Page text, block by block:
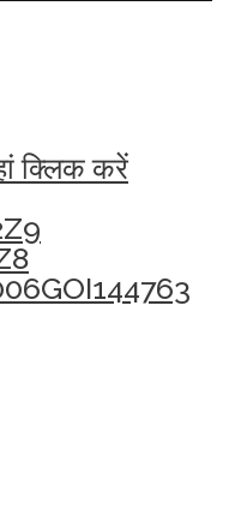
क्लिक करें